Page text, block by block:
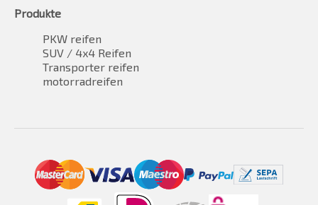
Produkte
PKW reifen
SUV / 4x4 Reifen
Transporter reifen
motorradreifen